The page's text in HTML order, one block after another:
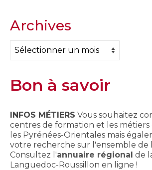
Archives
Archives
Bon à savoir
INFOS MÉTIERS Vous souhaitez
centres de formation et les métiers
les Pyrénées-Orientales mais
votre recherche sur l'ensemble de
Consultez l'annuaire régional de
Languedoc-Roussillon en ligne !